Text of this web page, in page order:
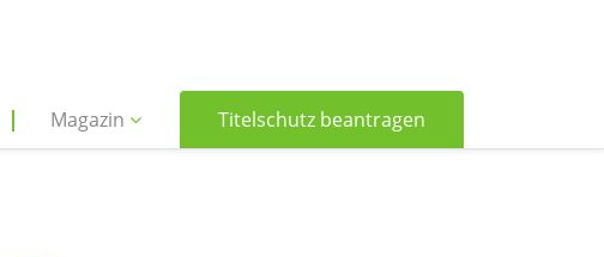
Magazin Titelschutz beantragen